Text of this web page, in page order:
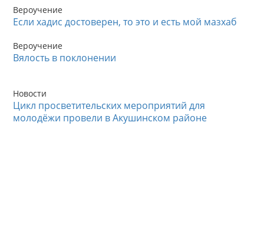
Вероучение
Если хадис достоверен, то это и есть мой мазхаб
Вероучение
Вялость в поклонении
Новости
Цикл просветительских мероприятий для
молодёжи провели в Акушинском районе